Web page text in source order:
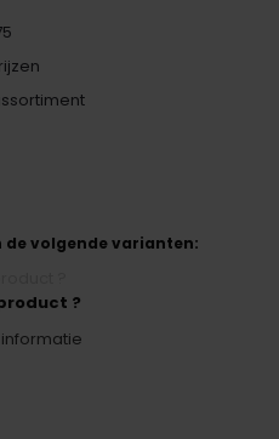
volgende varianten:
?